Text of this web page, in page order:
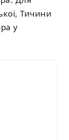
Тичини
у